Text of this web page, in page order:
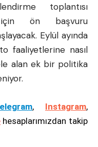
toplantısı
için ön başvuru
Eylül ayında
faaliyetlerine nasıl
ele alan ek bir politika
, Instagram,
hesaplarımızdan takip